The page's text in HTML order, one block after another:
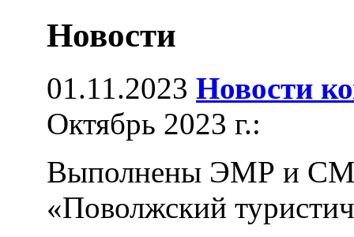
Новости
01.11.2023 Новости
Октябрь 2023 г.:
Выполнены ЭМР и
«Поволжский